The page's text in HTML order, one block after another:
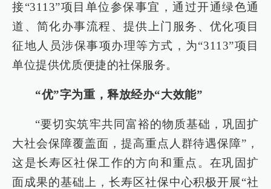
接“3113”项目单位参保事宜，通过开通绿色通
道、简化办事流程、提供上门服务、优化项目
征地人员涉保事项办理等方式，为“3113”项目
单位提供优质便捷的社保服务。
“优”字为重，释放经办“大效能”
“要切实筑牢共同富裕的物质基础，巩固扩
大社会保障覆盖面，提高重点人群待遇保障”，
这是长寿区社保工作的方向和重点。在巩固扩
面成果的基础上，长寿区社保中心积极开展“社